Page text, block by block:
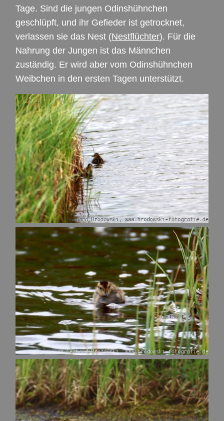
Tage. Sind die jungen Odinshühnchen
geschlüpft, und ihr Gefieder ist getrocknet,
verlassen sie das Nest (Nestflüchter). Für die
Nahrung der Jungen ist das Männchen
zuständig. Er wird aber vom Odinshühnchen
Weibchen in den ersten Tagen unterstützt.